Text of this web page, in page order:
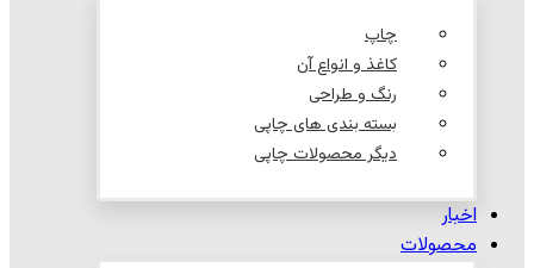
چاپ
کاغذ و انواع آن
رنگ و طراحی
بسته بندی های چاپی
دیگر محصولات چاپی
اخبار
محصولات